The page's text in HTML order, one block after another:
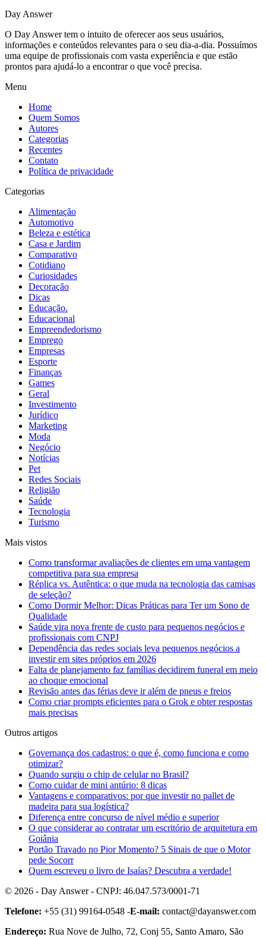
Day Answer
O Day Answer tem o intuito de oferecer aos seus usuários,
informações e conteúdos relevantes para o seu dia-a-dia. Possuímos
uma equipe de profissionais com vasta experiência e que estão
prontos para ajudá-lo a encontrar o que você precisa.
Menu
Home
Quem Somos
Autores
Categorias
Recentes
Contato
Política de privacidade
Categorias
Alimentação
Automotivo
Beleza e estética
Casa e Jardim
Comparativo
Cotidiano
Curiosidades
Decoração
Dicas
Educação.
Educacional
Empreendedorismo
Emprego
Empresas
Esporte
Finanças
Games
Geral
Investimento
Jurídico
Marketing
Moda
Negócio
Notícias
Pet
Redes Sociais
Religião
Saúde
Tecnologia
Turismo
Mais vistos
Como transformar avaliações de clientes em uma vantagem
competitiva para sua empresa
Réplica vs. Autêntica: o que muda na tecnologia das camisas
de seleção?
Como Dormir Melhor: Dicas Práticas para Ter um Sono de
Qualidade
Saúde vira nova frente de custo para pequenos negócios e
profissionais com CNPJ
Dependência das redes sociais leva pequenos negócios a
investir em sites próprios em 2026
Falta de planejamento faz famílias decidirem funeral em meio
ao choque emocional
Revisão antes das férias deve ir além de pneus e freios
Como criar prompts eficientes para o Grok e obter respostas
mais precisas
Outros artigos
Governança dos cadastros: o que é, como funciona e como
otimizar?
Quando surgiu o chip de celular no Brasil?
Como cuidar de mini antúrio: 8 dicas
Vantagens e comparativos: por que investir no pallet de
madeira para sua logística?
Diferença entre concurso de nível médio e superior
O que considerar ao contratar um escritório de arquitetura em
Goiânia
Portão Travado no Pior Momento? 5 Sinais de que o Motor
pede Socorr
Quem escreveu o livro de Isaías? Descubra a verdade!
© 2026 - Day Answer - CNPJ: 46.047.573/0001-71
Telefone: +55 (31) 99164-0548 -E-mail: contact@dayanswer.com
Endereço: Rua Nove de Julho, 72, Conj 55, Santo Amaro, São